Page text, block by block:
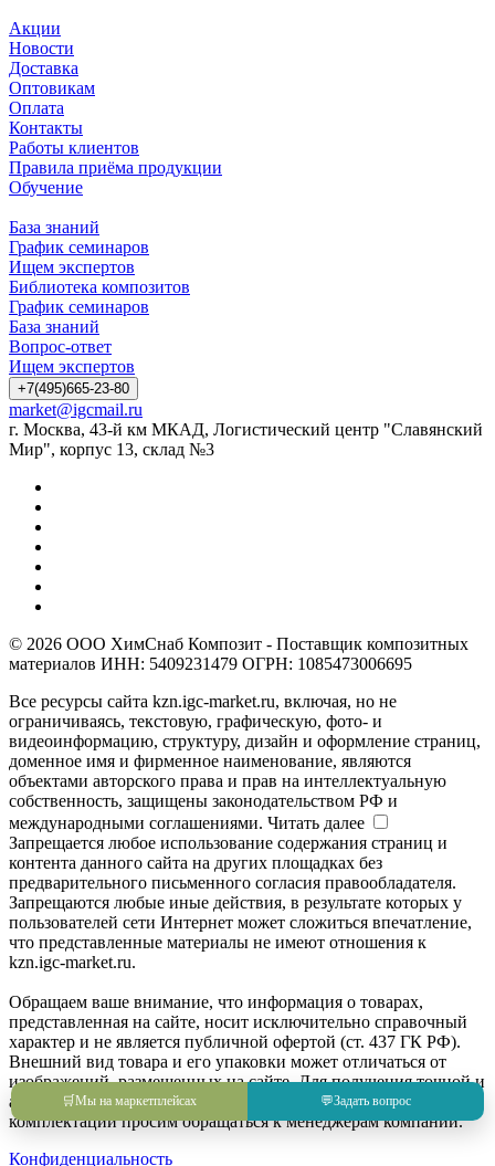
🛒Мы на маркетплейсах 💬Задать вопрос
Акции
Новости
Доставка
Оптовикам
Оплата
Контакты
Работы клиентов
Правила приёма продукции
Обучение
База знаний
График семинаров
Ищем экспертов
Библиотека композитов
График семинаров
База знаний
Вопрос-ответ
Ищем экспертов
+7(495)665-23-80
market@igcmail.ru
г. Москва, 43-й км МКАД, Логистический центр "Славянский
Мир", корпус 13, склад №3
© 2026 ООО ХимСнаб Композит - Поставщик композитных
материалов ИНН: 5409231479 ОГРН: 1085473006695
Все ресурсы сайта kzn.igc-market.ru, включая, но не
ограничиваясь, текстовую, графическую, фото- и
видеоинформацию, структуру, дизайн и оформление страниц,
доменное имя и фирменное наименование, являются
объектами авторского права и прав на интеллектуальную
собственность, защищены законодательством РФ и
международными соглашениями. Читать далее
Запрещается любое использование содержания страниц и
контента данного сайта на других площадках без
предварительного письменного согласия правообладателя.
Запрещаются любые иные действия, в результате которых у
пользователей сети Интернет может сложиться впечатление,
что представленные материалы не имеют отношения к
kzn.igc-market.ru.
Обращаем ваше внимание, что информация о товарах,
представленная на сайте, носит исключительно справочный
характер и не является публичной офертой (ст. 437 ГК РФ).
Внешний вид товара и его упаковки может отличаться от
изображений, размещенных на сайте. Для получения точной и
актуальной информации о товаре, его характеристиках и
комплектации просим обращаться к менеджерам компании.
Конфиденциальность